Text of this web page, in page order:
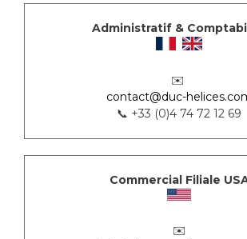
Administratif &
✉️
contact@duc-
📞 +33 (0)4 74 72 12 69
Commercial Filiale
✉️